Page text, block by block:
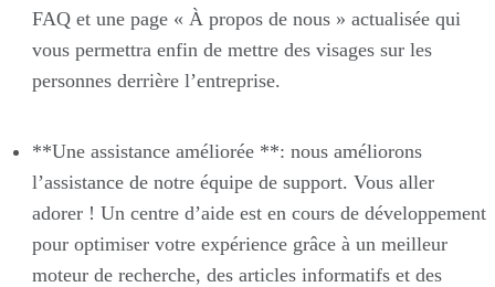
FAQ et une page « À propos de nous » actualisée qui
vous permettra enfin de mettre des visages sur les
personnes derrière l’entreprise.
**Une assistance améliorée **: nous améliorons
l’assistance de notre équipe de support. Vous aller
adorer ! Un centre d’aide est en cours de développement
pour optimiser votre expérience grâce à un meilleur
moteur de recherche, des articles informatifs et des